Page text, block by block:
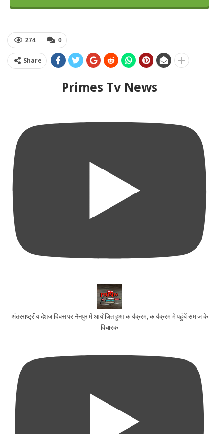
0
274
Share
Primes Tv News
अंतरराष्ट्रीय देशज दिवस पर नैनपुर में आयोजित हुआ कार्यक्रम, कार्यक्रम में पहुंचें समाज के
विचारक